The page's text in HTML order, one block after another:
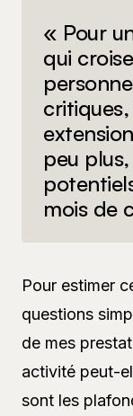
« Pour
qui
peu
mois de
Pour estimer
questions
de mes
activité peut-
sont les